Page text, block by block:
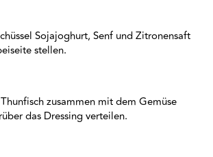
Sojajoghurt, Senf und Zitronensaft
stellen.
zusammen mit dem Gemüse
das Dressing verteilen.